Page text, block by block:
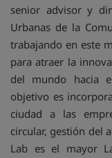
senior advisor y
Urbanas de la
trabajando en este
para atraer la
del mundo hacia
objetivo es
ciudad a las
circular, gestión del
Lab es el mayor